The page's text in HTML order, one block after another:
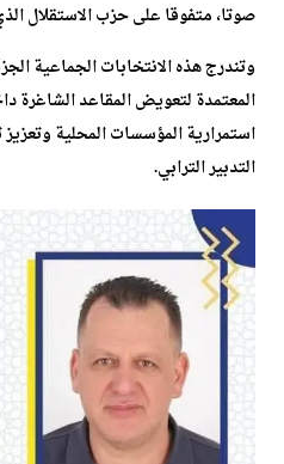
صوتا، متفوقا على حزب الاستقلال الذي حل
وتندرج هذه الانتخابات الجماعية
المعتمدة لتعويض المقاعد الشاغرة
استمرارية المؤسسات المحلية
التدبير الترابي.